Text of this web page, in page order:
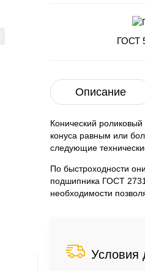
ГОСТ
Описание
Конический
конуса равным или
следующие
По быстроходности
подшипника ГОСТ
необходимости
Условия